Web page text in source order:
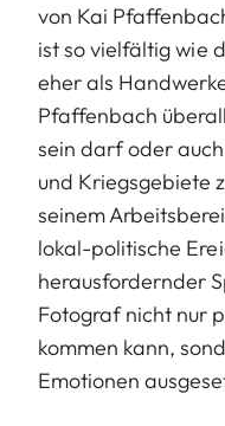
von Kai
ist so vielfältig wie
eher als
Pfaffenbach
sein darf oder
und Kriegsgebiete
seinem
lokal-politische
herausfordernder
Fotograf nicht nur
kommen kann,
Emotionen